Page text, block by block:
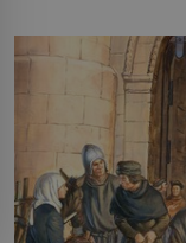
pře hned několik
Francie, kde se